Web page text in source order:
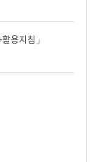
용지침」